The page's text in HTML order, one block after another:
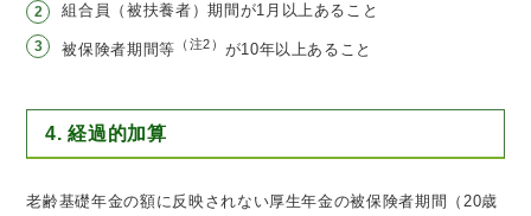
組合員（被扶養者）期間が1月以上あること
被保険者期間等 （注2） が10年以上あること
4. 経過的加算
老齢基礎年金の額に反映されない厚生年金の被保険者期間（20歳